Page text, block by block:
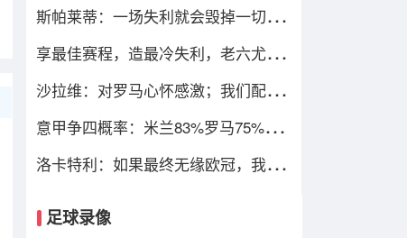
斯帕莱蒂：一场失利就会毁掉一切的
享最佳赛程，造最冷失利，老六尤文
沙拉维：对罗马心怀感激；我们配得
意甲争四概率：米兰83%罗马75%，
洛卡特利：如果最终无缘欧冠，我们
足球录像